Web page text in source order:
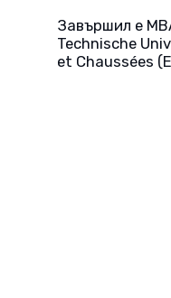
Завършил e
Technische
et Chaussées